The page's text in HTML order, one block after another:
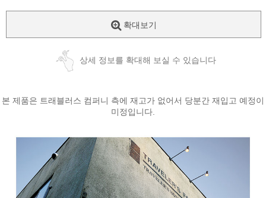
확대보기
상세 정보를 확대해 보실 수 있습니다
본 제품은 트래블러스 컴퍼니 측에 재고가 없어서 당분간 재입고 예정이
미정입니다.